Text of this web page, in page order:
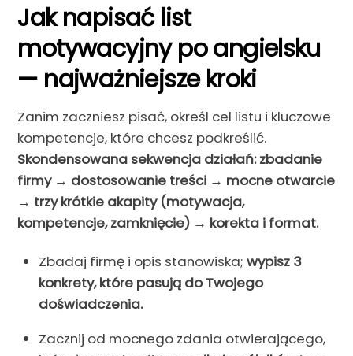
Jak napisać list
motywacyjny po angielsku
— najważniejsze kroki
Zanim zaczniesz pisać, określ cel listu i kluczowe
kompetencje, które chcesz podkreślić.
Skondensowana sekwencja działań: zbadanie
firmy → dostosowanie treści → mocne otwarcie
→ trzy krótkie akapity (motywacja,
kompetencje, zamknięcie) → korekta i format.
Zbadaj firmę i opis stanowiska;wypisz 3
konkrety, które pasują do Twojego
doświadczenia.
Zacznij od mocnego zdania otwierającego,